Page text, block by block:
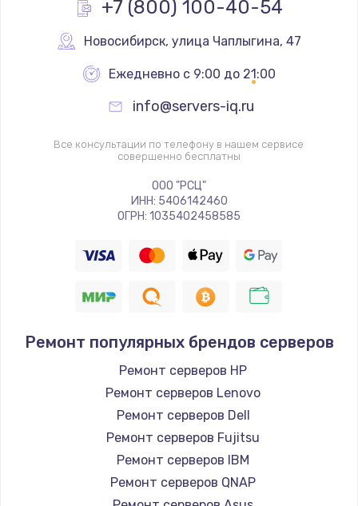
390 руб.
Заказать
Замена передней камеры
Заказать
Замена микросхемы
690 руб.
Заказать
Замена кнопок громкости
490 руб.
Заказать
Защита гидрогелевой пленкой
1290 руб.
Заказать
Замена вебкамеры
1495 руб.
+7 (800) 100-40-54
Новосибирск, улица Чаплыгина, 47
Ежедневно с 9:00 до 21:00
info@servers-iq.ru
Все консультации по телефону в нашем сервисе
совершенно бесплатны
ООО "РСЦ"
ИНН: 5406142460
ОГРН: 1035402458585
Ремонт популярных брендов серверов
Ремонт серверов HP
Ремонт серверов Lenovo
Ремонт серверов Dell
Ремонт серверов Fujitsu
Ремонт серверов IBM
Ремонт серверов QNAP